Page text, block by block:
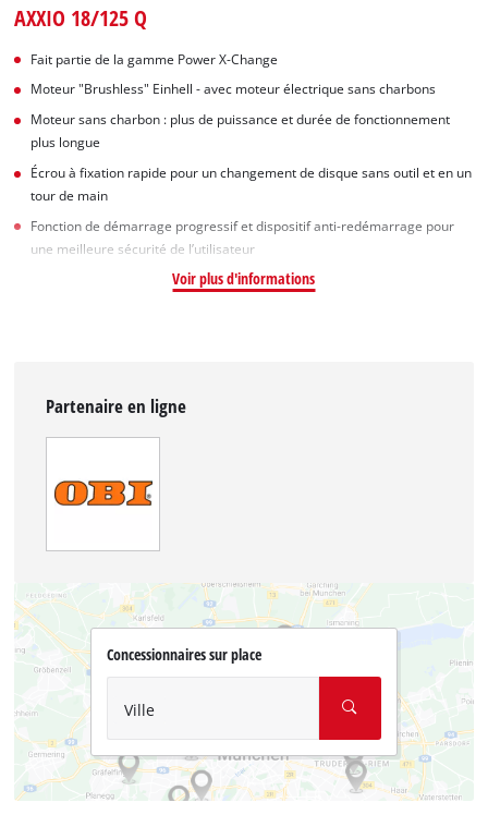
AXXIO 18/125 Q
Fait partie de la gamme Power X-Change
Moteur "Brushless" Einhell - avec moteur électrique sans charbons
Moteur sans charbon : plus de puissance et durée de fonctionnement
plus longue
Écrou à fixation rapide pour un changement de disque sans outil et en un
tour de main
Fonction de démarrage progressif et dispositif anti-redémarrage pour
une meilleure sécurité de l’utilisateur
Voir plus d'informations
Partenaire en ligne
Concessionnaires sur place
Ville